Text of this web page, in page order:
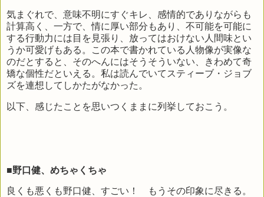
気まぐれで、意味不明にすぐキレ、感情的でありながらも
計算高く、一方で、情に厚い部分もあり、不可能を可能に
する行動力には目を見張り、放ってはおけない人間味とい
うか可愛げもある。この本で書かれている人物像が実像な
のだとすると、そのへんにはそうそういない、きわめて奇
矯な個性だといえる。私は読んでいてスティーブ・ジョブ
ズを連想してしかたがなかった。
以下、感じたことを思いつくままに列挙しておこう。
■野口健、めちゃくちゃ
良くも悪くも野口健、すごい！ もうその印象に尽きる。